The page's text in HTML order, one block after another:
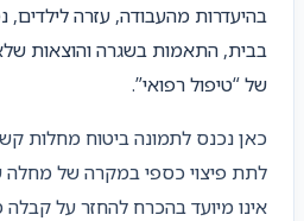
בהיעדרות מהעבודה, עזרה לילדים,
בבית, התאמות בשגרה והוצאות
של “טיפול רפואי”.
כאן נכנס לתמונה ביטוח מחלות
לתת פיצוי כספי במקרה של מחלה
אינו מיועד בהכרח להחזר על